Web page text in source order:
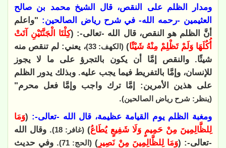
ومدار الظلم على النقص، قال الشيخ محمد بن صالح
العثيمين -رحمه الله- في شرح رياض الصالحين: "واعلم
أنَّ الظلم هو النقص، قال الله -تعالى-: (كِلْتَا الْجَنَّتَيْنِ آتَتْ
أُكُلَهَا وَلَمْ تَظْلِمْ مِنْهُ شَيْئًا) (الكهف: 33)
، يعني: لم تنقص منه
شيئًا. والنقص إمَّا أن يكون بالتجرؤ على ما لا يجوز
للإنسان، وإمَّا بالتفريط فيما يجب عليه. وبذلك يدور الظلم
على هذين الأمرين: إمَّا ترك واجب وإمَّا فعل محرم"
(ينظر: شرح رياض الصالحين).
ومغبة الظلم يوم القيامة عظيمة، قال الله -تعالى-: (وَمَا
لِلظَّالِمِينَ مِنْ حَمِيمٍ وَلَا شَفِيعٍ يُطَاعُ) (غافر: 18)
. وقال الله
-تعالى-: (وَمَا لِلظَّالِمِينَ مِنْ نَصِيرٍ ) (الحج: 71)
. وفي حديث